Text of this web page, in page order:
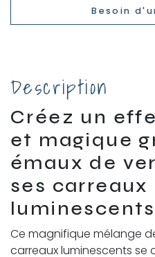
Besoin
Description
Créez un
et magique
émaux de
ses carreaux
Ce magnifique mélange
carreaux luminescents